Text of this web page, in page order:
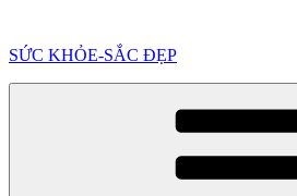
phần
SỨC KHỎE-SẮC ĐẸP